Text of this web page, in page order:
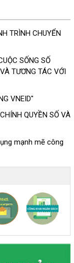
TRÌNH CHUYỂN
SỐNG SỐ
TƯƠNG TÁC VỚI
VNEID"
QUYỀN SỐ VÀ
mạnh mẽ công